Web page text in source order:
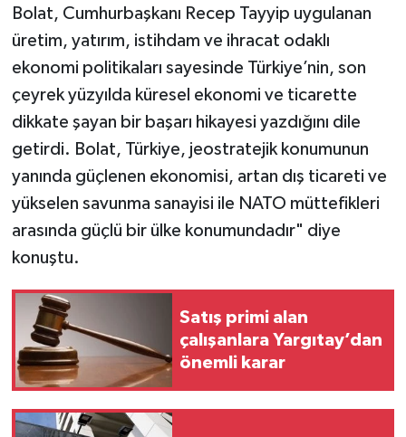
Bolat, Cumhurbaşkanı Recep Tayyip uygulanan
üretim, yatırım, istihdam ve ihracat odaklı
ekonomi politikaları sayesinde Türkiye’nin, son
çeyrek yüzyılda küresel ekonomi ve ticarette
dikkate şayan bir başarı hikayesi yazdığını dile
getirdi. Bolat, Türkiye, jeostratejik konumunun
yanında güçlenen ekonomisi, artan dış ticareti ve
yükselen savunma sanayisi ile NATO müttefikleri
arasında güçlü bir ülke konumundadır" diye
konuştu.
Satış primi alan
çalışanlara Yargıtay’dan
önemli karar